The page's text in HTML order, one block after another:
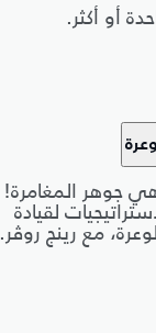
أو أكثر.
جوهر المغامرة!
لقيادة
مع رينج روڤر.